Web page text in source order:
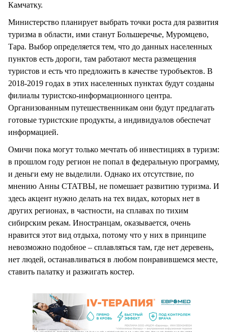
Камчатку.
Министерство планирует выбрать точки роста для развития
туризма в области, ими станут Большеречье, Муромцево,
Тара. Выбор определяется тем, что до данных населенных
пунктов есть дороги, там работают места размещения
туристов и есть что предложить в качестве туробъектов. В
2018-2019 годах в этих населенных пунктах будут созданы
филиалы туристско-информационного центра.
Организованным путешественникам они будут предлагать
готовые туристские продукты, а индивидуалов обеспечат
информацией.
Омичи пока могут только мечтать об инвестициях в туризм:
в прошлом году регион не попал в федеральную программу,
и деньги ему не выделили. Однако их отсутствие, по
мнению Анны СТАТВЫ, не помешает развитию туризма. И
здесь акцент нужно делать на тех видах, которых нет в
других регионах, в частности, на сплавах по тихим
сибирским рекам. Иностранцам, оказывается, очень
нравится этот вид отдыха, потому что у них в принципе
невозможно подобное – сплавляться там, где нет деревень,
нет людей, останавливаться в любом понравившемся месте,
ставить палатку и разжигать костер.